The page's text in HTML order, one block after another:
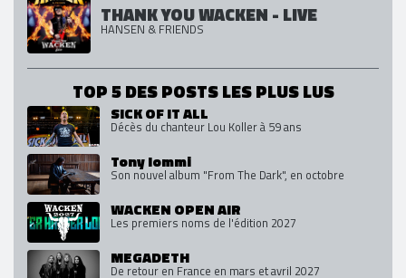
THANK YOU WACKEN - LIVE
HANSEN & FRIENDS
TOP 5 DES POSTS LES PLUS LUS
SICK OF IT ALL
Décès du chanteur Lou Koller à 59 ans
Tony Iommi
Son nouvel album "From The Dark", en octobre
WACKEN OPEN AIR
Les premiers noms de l'édition 2027
MEGADETH
De retour en France en mars et avril 2027